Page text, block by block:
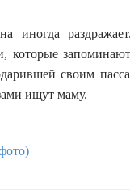
своим
ищут маму.